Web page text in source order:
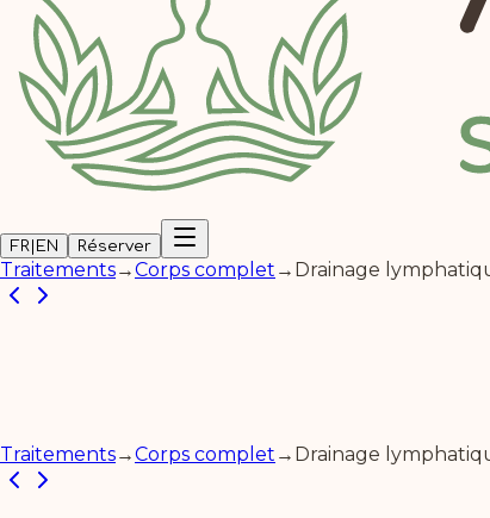
FR | EN Réserver
Traitements→Corps complet → Drainage
Traitements→Corps complet → Drainage